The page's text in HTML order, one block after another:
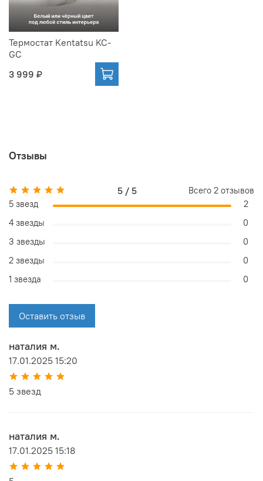
Термостат Kentatsu KC-
GC
3 999 ₽
Отзывы
наталия м.
17.01.2025 15:20
5 звезд
наталия м.
17.01.2025 15:18
5 / 5 Всего 2 отзывов
5 звезд
2
4 звезды
0
3 звезды
0
2 звезды
0
1 звезда
0
Оставить отзыв